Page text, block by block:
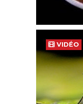
VIDÉO